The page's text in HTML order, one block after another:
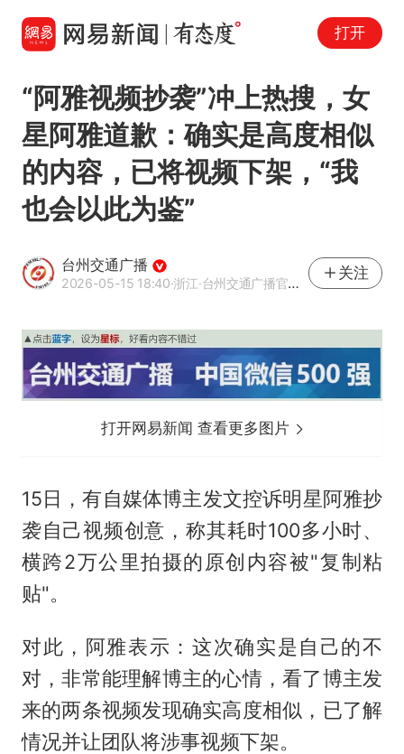
打开
“阿雅视频抄袭”冲上热搜，女
星阿雅道歉：确实是高度相似
的内容，已将视频下架，“我
也会以此为鉴”
台州交通广播
2026-05-15 18:40·浙江·台州交通广播官方网易号
关注
打开网易新闻 查看更多图片
15日，有自媒体博主发文控诉明星阿雅抄
袭自己视频创意，称其耗时100多小时、
横跨2万公里拍摄的原创内容被"复制粘
贴"。
对此，阿雅表示：这次确实是自己的不
对，非常能理解博主的心情，看了博主发
来的两条视频发现确实高度相似，已了解
情况并让团队将涉事视频下架。